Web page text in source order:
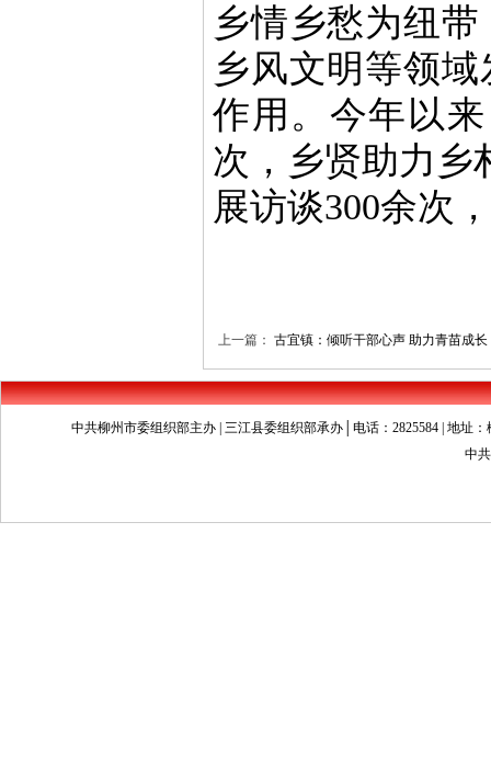
乡情乡愁为纽
乡风文明等领
作用。今年以
次，乡贤助力乡
展访谈300余次
上一篇： 古宜镇：倾听干部心声 助力青苗成长
中共柳州市委组织部主办 | 三江县委组织部承办│电话：2825584 | 地址
中